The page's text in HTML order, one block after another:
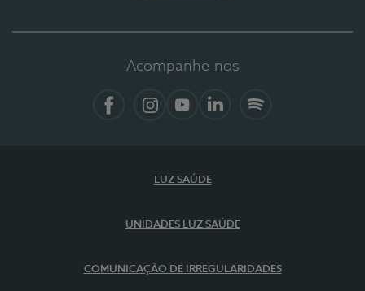
Acompanhe-nos
LUZ SAÚDE
UNIDADES LUZ SAÚDE
COMUNICAÇÃO DE IRREGULARIDADES